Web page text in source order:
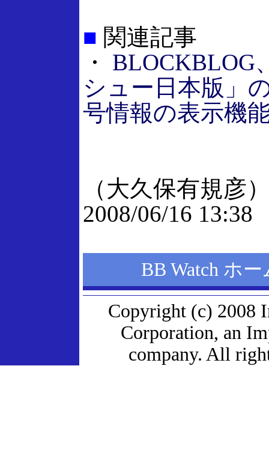
■ 関連記事
・ BLOCKBLOG
シュー日本版」
号情報の表示機
（大久保有規彦
2008/06/16 13:38
BB Watch ホ
Copyright (c) 2008
Corporation, an
company. All